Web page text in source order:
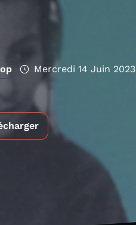
Mercredi 14 Juin 2023